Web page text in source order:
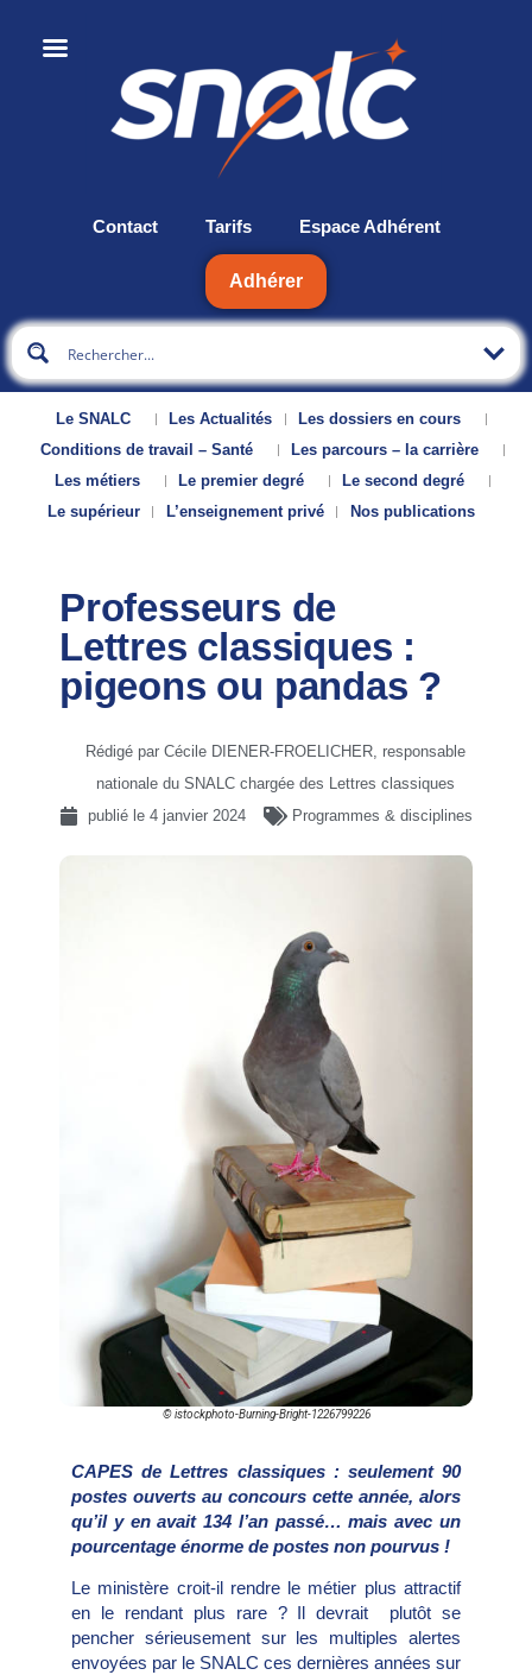
Contact Tarifs Espace Adhérent
Adhérer
Le SNALC Les Actualités
Les dossiers en cours
Conditions de travail – Santé
Les parcours – la carrière
Les métiers
Le premier degré
Le second degré
Le supérieur
L’enseignement privé Nos publications
Professeurs de
Lettres classiques :
pigeons ou pandas ?
Rédigé par Cécile DIENER-FROELICHER, responsable
nationale du SNALC chargée des Lettres classiques
publié le 4 janvier 2024 Programmes & disciplines
© istockphoto-Burning-Bright-1226799226
CAPES de Lettres classiques : seulement 90
postes ouverts au concours cette année, alors
qu’il y en avait 134 l’an passé… mais avec un
pourcentage énorme de postes non pourvus !
Le ministère croit-il rendre le métier plus attractif
en le rendant plus rare ? Il devrait plutôt se
pencher sérieusement sur les multiples alertes
envoyées par le SNALC ces dernières années sur